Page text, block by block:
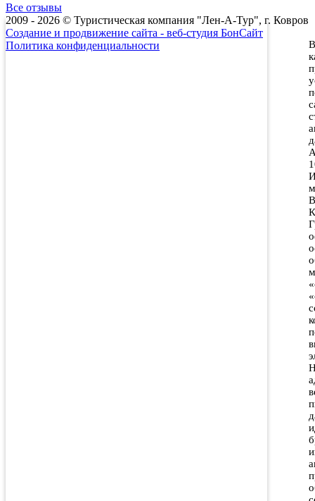
Все отзывы
2009 - 2026 © Туристическая компания "Лен-А-Тур", г. Ковров
Создание и продвижение сайта - веб-студия БонСайт
Политика конфиденциальности